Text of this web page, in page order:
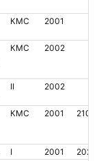
КМС 2001
КМС 2002
II 2002
КМС 2001
I 2001